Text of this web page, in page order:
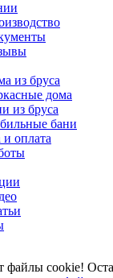
из бруса
дома
из бруса
бани
и оплата
файлы cookie!